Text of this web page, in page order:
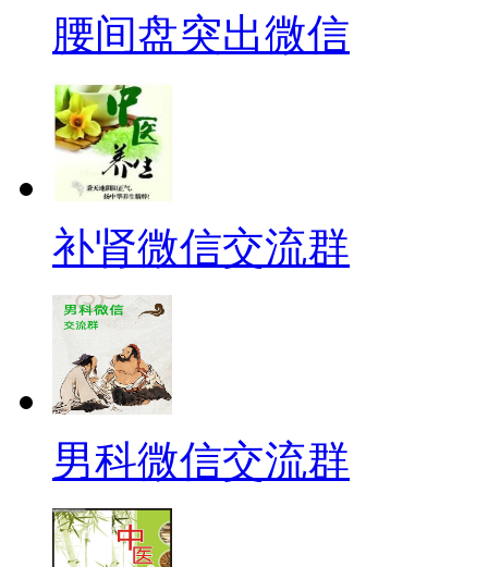
腰间盘突出微信
补肾微信交流群
男科微信交流群